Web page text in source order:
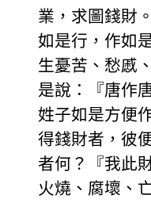
業，求圖錢財
如是行，作如
生憂苦、愁慼
是說：『唐作
姓子如是方便
得錢財者，彼
者何？『我此
火燒、腐壞、